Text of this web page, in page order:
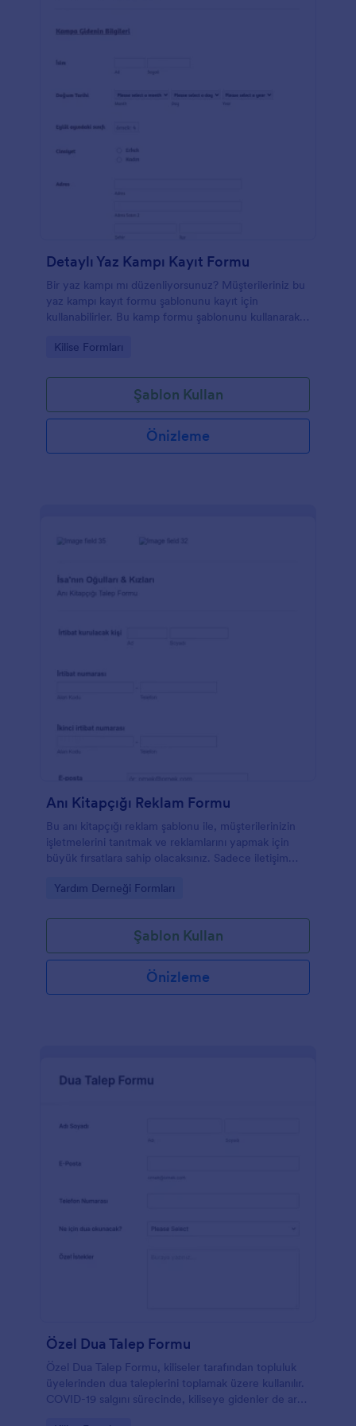
Detaylı Yaz Kampı Kayıt Formu
Bir yaz kampı mı düzenliyorsunuz? Müşterileriniz bu
yaz kampı kayıt formu şablonunu kayıt için
kullanabilirler. Bu kamp formu şablonunu kullanarak
numara gibi ebeveyn bilgileri ve kişinin adı, telefon
bilgilerini toplayabilirsiniz. Ayrıca, müşterileriniz
sağlık veya davranış koşullarını, ilaç alerjilerini,
aktivite kısıtlamalarını açıklayabilir ve yaz kampı için
bu kayıt formu formatını kullanarak ödeme şeklini
Go to Category:
Kilise Formları
Şablon Kullan
Önizleme
Anı Kitapçığı Reklam Formu
Bu anı kitapçığı reklam şablonu ile, müşterilerinizin
işletmelerini tanıtmak ve reklamlarını yapmak için
büyük fırsatlara sahip olacaksınız. Sadece iletişim
seçmeleri gerekecektir. Bu form aynı zamanda anı
sağlayan entegre ödeme alanı ile birlikte gelir.
Go to Category:
Yardım Derneği Formları
Şablon Kullan
Önizleme
Özel Dua Talep Formu
Özel Dua Talep Formu, kiliseler tarafından topluluk
üyelerinden dua taleplerini toplamak üzere kullanılır.
COVID-19 salgını sürecinde, kiliseye gidenler de artık